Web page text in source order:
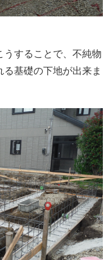
うすることで、不純物
基礎の下地が出来ま